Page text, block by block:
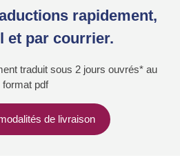
rapidement,
et par courrier.
traduit sous 2 jours ouvrés* au
format pdf
de livraison